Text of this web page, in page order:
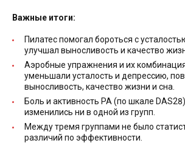
Важные итоги:
Пилатес помогал бороться с
улучшал выносливость и качество
Аэробные упражнения и их
уменьшали усталость и депрессию,
выносливость, качество жизни и сна.
Боль и активность РА (по шкале
изменились ни в одной из групп.
Между тремя группами не было
различий по эффективности.